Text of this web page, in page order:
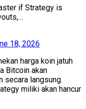
if Strategy is
18, 2026
harga koin jatuh
Bitcoin akan
secara langsung.
miliki akan hancur